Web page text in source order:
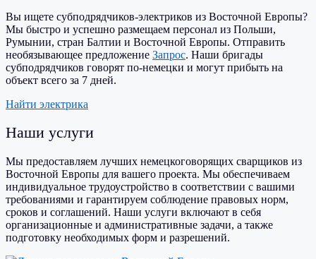
Вы ищете субподрядчиков-электриков из Восточной Европы?
Мы быстро и успешно размещаем персонал из Польши,
Румынии, стран Балтии и Восточной Европы. Отправить
необязывающее предложение Запрос. Наши бригады
субподрядчиков говорят по-немецки и могут прибыть на
объект всего за 7 дней.
Найти электрика
Наши услуги
Мы предоставляем лучших немецкоговорящих сварщиков из
Восточной Европы для вашего проекта. Мы обеспечиваем
индивидуальное трудоустройство в соответствии с вашими
требованиями и гарантируем соблюдение правовых норм,
сроков и соглашений. Наши услуги включают в себя
организационные и административные задачи, а также
подготовку необходимых форм и разрешений.